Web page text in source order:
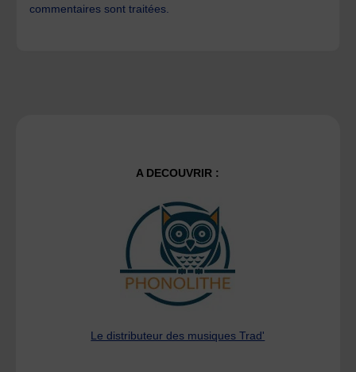
commentaires sont traitées
A DECOUVRIR :
Le distributeur des musiques Trad'